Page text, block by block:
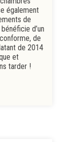
également
de
d’un
de
de 2014
et
tarder !